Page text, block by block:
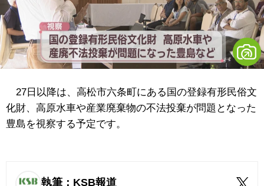
27日以降は、高松市六条町にある国の登録有形民俗文
化財、高原水車や産業廃棄物の不法投棄が問題となった
豊島を視察する予定です。
執筆：KSB報道